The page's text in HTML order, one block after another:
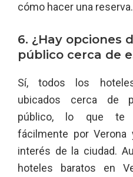
cómo hacer una reserva.
6. ¿Hay opciones
público cerca de
Sí, todos los
ubicados cerca de
público, lo que te
fácilmente por
interés de la ciudad.
hoteles baratos en